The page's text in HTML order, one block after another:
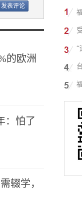
的欧洲
：怕了
辍学，
“